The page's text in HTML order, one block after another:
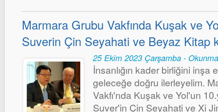
Marmara Grubu Vakfında Kuşak ve
Suverin Çin Seyahati ve Beyaz Kitap
25 Ekim 2023 Çarşamba -
İnsanlığın kader birliğini inşa
geleceğe doğru ilerleyelim.
Vakfı'nda Kuşak ve Yol'un
Suver'in Çin Seyahati ve Xi